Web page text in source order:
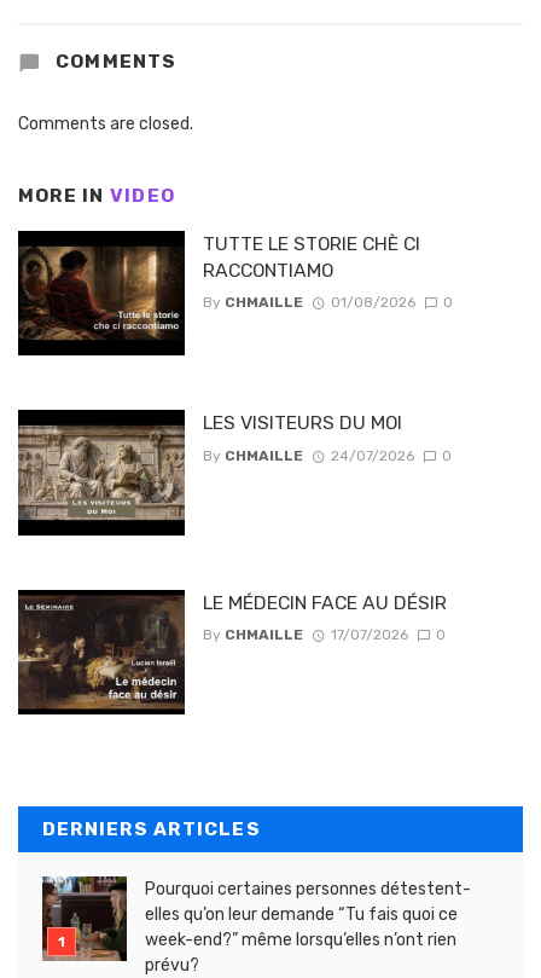
COMMENTS
Comments are closed.
MORE IN VIDEO
TUTTE LE STORIE CHÈ CI
RACCONTIAMO
By CHMAILLE 01/08/2026 0
LES VISITEURS DU MOI
By CHMAILLE 24/07/2026 0
LE MÉDECIN FACE AU DÉSIR
By CHMAILLE 17/07/2026 0
DERNIERS ARTICLES
Pourquoi certaines personnes détestent-
elles qu’on leur demande “Tu fais quoi ce
week-end?” même lorsqu’elles n’ont rien
prévu?